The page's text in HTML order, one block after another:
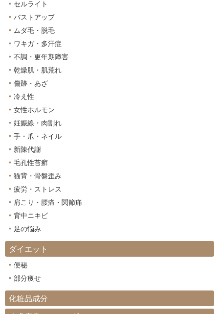
セルライト
バストアップ
ムダ毛・脱毛
ワキガ・多汗症
不調・更年期障害
乾燥肌・肌荒れ
傷跡・あざ
冷え性
女性ホルモン
妊娠線・肉割れ
手・爪・ネイル
新陳代謝
毛孔性苔癬
猫背・骨盤歪み
疲労・ストレス
肩こり・腰痛・関節痛
背中ニキビ
足の悩み
ダイエット
便秘
部分痩せ
化粧品成分